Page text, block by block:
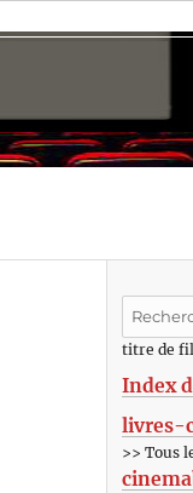
Recherche
:titre de
Index
livres-
>> Tous